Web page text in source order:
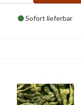
Sofort lieferbar